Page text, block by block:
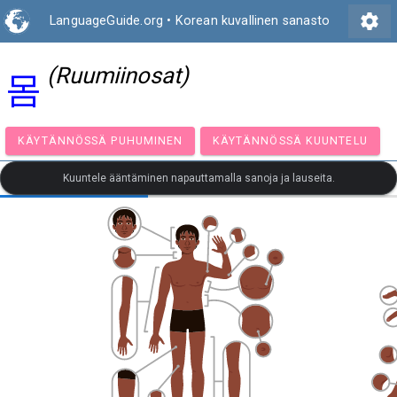
LanguageGuide.org • Korean kuvallinen sanasto settings
몸 (Ruumiinosat)
KÄYTÄNNÖSSÄ PUHUMINEN KÄYTÄNNÖSSÄ
Kuuntele ääntäminen napauttamalla sanoja ja lauseita.